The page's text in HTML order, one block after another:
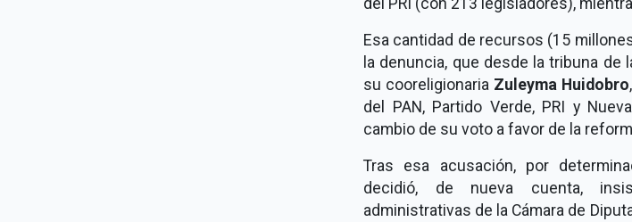
Esa cantidad de recursos (15
la denuncia, que desde la tribuna de
su cooreligionaria Zuleyma Huidobro
del PAN, Partido Verde, PRI y
cambio de su voto a favor de la
Tras esa acusación, por
decidió, de nueva cuenta,
administrativas de la Cámara de